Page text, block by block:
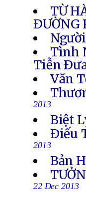
TỪ
ÐƯỜNG
Tình
Tiễn
Văn
2013
Biệt
Ðiếu
2013
Bản
22 Dec 2013